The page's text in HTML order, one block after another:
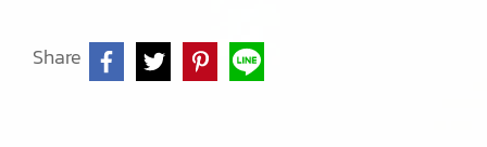
Share